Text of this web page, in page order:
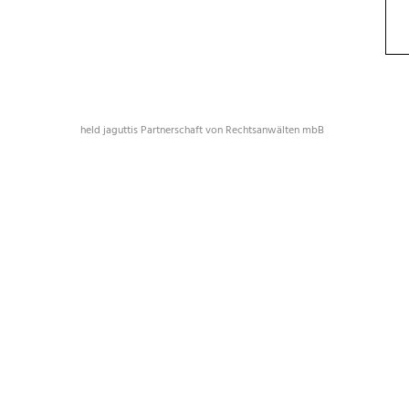
held jaguttis Partnerschaft von Rechtsanwälten mbB